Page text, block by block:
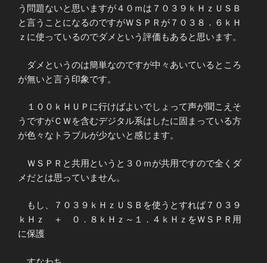
う問題ないと思いますが４０ｍは７０３９ｋＨｚＵＳＢ
と言うことになるのですがＷＳＰＲが７０３８．６ｋＨ
ｚに使っているのでダメという評価もあると思います。
ダメというのは簡単なのですが中々あいているところ
が無いと言う印象です。
１００ｋＨＵＰに行けばよいでしょって声が聞こえそ
うですがＣＷを含むデジタル系はしたに固まっている方
が色々なトラブルが少ないと感じます。
ＷＳＰＲと共用というと３０ｍが共用ですので全くダ
メだとは思っていません。
もし、７０３９ｋＨｚＵＳＢを使うとすれば７０３９
ｋＨｚ ＋ ０．８ｋＨｚ～１．４ｋＨｚをＷＳＰＲ用
に保護